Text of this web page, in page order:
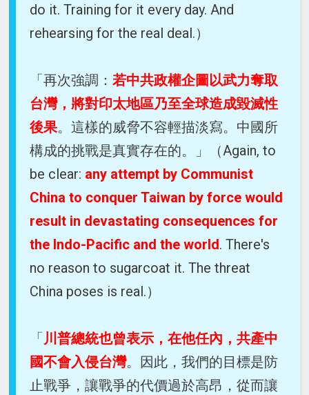
do it. Training for it every day. And
rehearsing for the real deal.）
「再次強調：若中共政權企圖以武力奪取
台灣，將對印太地區乃至全球造成毀滅性
後果。這樣的威脅不容輕描淡寫。中國所
構成的挑戰是真實存在的。」（Again, to
be clear: any attempt by Communist
China to conquer Taiwan by force would
result in devastating consequences for
the Indo-Pacific and the world. There's
no reason to sugarcoat it. The threat
China poses is real.）
「 川普總統也曾表示，在他任內，共產中
國不會入侵台灣。因此，我們的目標是防
止戰爭，讓戰爭的代價過於高昂，從而讓